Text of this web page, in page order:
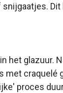
het glazuur.
met craquelé
proces